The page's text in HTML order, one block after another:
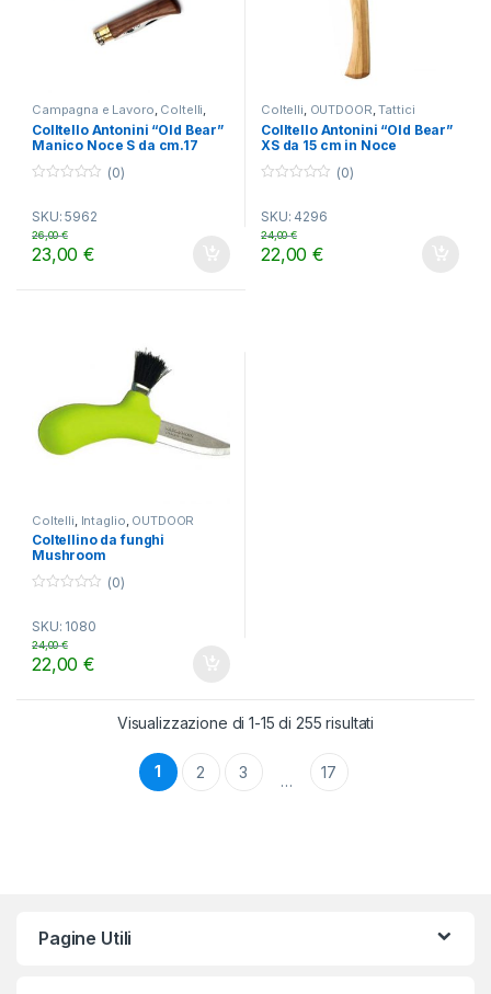
Campagna e Lavoro, Coltelli,
OUTDOOR
Colltello Antonini “Old Bear”
Manico Noce S da cm.17
u
t
o
f
(0)
SKU: 5962
23,00€
26,00€
Coltelli, OUTDOOR,Tattici
Colltello Antonini “Old Bear”
XS da 15 cm in Noce
u
t
o
f
(0)
SKU: 4296
22,00€
24,00€
Coltelli Intaglio OUTDOOR
Coltellino da funghi
Mushroom
u
t
f
(0)
SKU: 1080
22,00€
24,00€
Visualizzazione di 1-15 di 255 risultati
1 2 3 … 17
Pagine Utili